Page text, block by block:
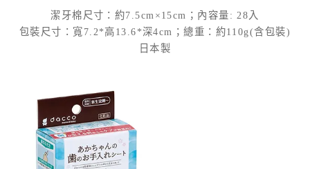
潔牙棉尺寸：約7.5cm×15cm；內容量: 28入
包裝尺寸：寬7.2*高13.6*深4cm；總重：約110g(含包裝)
日本製